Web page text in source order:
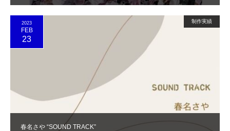
春名さや “SOUND TRACK”
2023
FEB
23
制作実績